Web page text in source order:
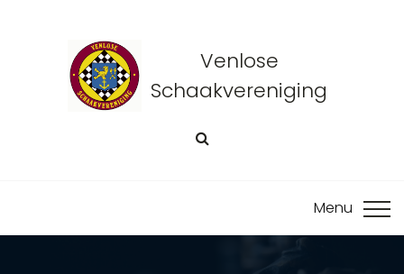
Venlose
Schaakvereniging